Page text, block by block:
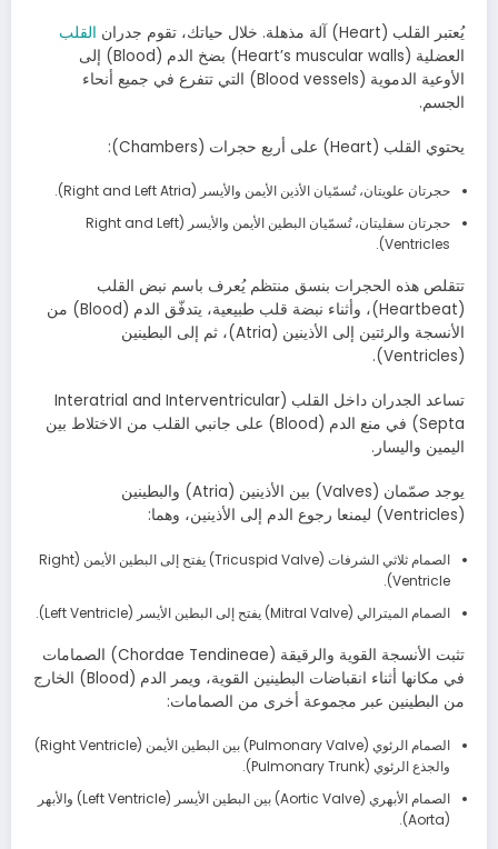
يُعتبر القلب (Heart) آلة مذهلة. خلال حياتك، تقوم جدران
القلب
العضلية (Heart’s muscular walls) بضخ الدم (Blood) إلى
الأوعية الدموية (Blood vessels) التي تتفرع في جميع أنحاء
الجسم.
يحتوي القلب (Heart) على أربع حجرات (Chambers):
حجرتان علويتان، تُسمّيان الأذين الأيمن والأيسر (Right and Left Atria).
حجرتان سفليتان، تُسمّيان البطين الأيمن والأيسر (Right and Left
Ventricles).
تتقلص هذه الحجرات بنسق منتظم يُعرف باسم نبض القلب
(Heartbeat)، وأثناء نبضة قلب طبيعية، يتدفّق الدم (Blood) من
الأنسجة والرئتين إلى الأذينين (Atria)، ثم إلى البطينين
(Ventricles).
تساعد الجدران داخل القلب (Interatrial and Interventricular
Septa) في منع الدم (Blood) على جانبي القلب من الاختلاط بين
اليمين واليسار.
يوجد صمّمان (Valves) بين الأذينين (Atria) والبطينين
(Ventricles) ليمنعا رجوع الدم إلى الأذينين، وهما:
الصمام ثلاثي الشرفات (Tricuspid Valve) يفتح إلى البطين الأيمن (Right
Ventricle).
الصمام الميترالي (Mitral Valve) يفتح إلى البطين الأيسر (Left Ventricle).
تثبت الأنسجة القوية والرقيقة (Chordae Tendineae) الصمامات
في مكانها أثناء انقباضات البطينين القوية، ويمر الدم (Blood) الخارج
من البطينين عبر مجموعة أخرى من الصمامات:
الصمام الرئوي (Pulmonary Valve) بين البطين الأيمن (Right Ventricle)
والجذع الرئوي (Pulmonary Trunk).
الصمام الأبهري (Aortic Valve) بين البطين الأيسر (Left Ventricle) والأبهر
(Aorta).